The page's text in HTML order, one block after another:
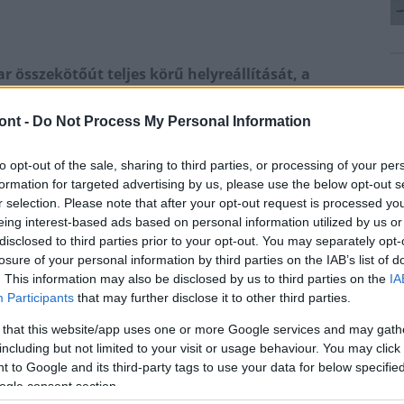
- Do Not Process My Personal Information
opt-out of the sale, sharing to third parties, or processing of your
for targeted advertising by us, please use the below opt-out
selection. Please note that after your opt-out request is processed
interest-based ads based on personal information utilized by us
to third parties prior to your opt-out. You may separately
of your personal information by third parties on the IAB’s list of
This information may also be disclosed by us to third parties on the
Participants that may further disclose it to other third parties.
that this website/app uses one or more Google services and may
but not limited to your visit or usage behaviour. You may
to Google and its third-party tags to use your data for below
consent section.
összekötőút teljes körű helyreállítását, a
lesz érvényben; a lezárás Ceredet, Zabart és
és a mentők útvonala is - közölte a
vel.
térségében a heves esőzések nyomán
így a mellékutat a közútkezelő szakemberei fél
beavatkozásra lesz szükség, hogy a közlekedők
Akkor a Magyar Közút salgótarjáni
tervezett. Mostanra elkészültek a tervek, a
kivitelező pedig augusztus 26-án vonul fel.
az autós forgalom is balesetveszélyes
ideiglenes nyomvonal kialakítása sem lehetséges,